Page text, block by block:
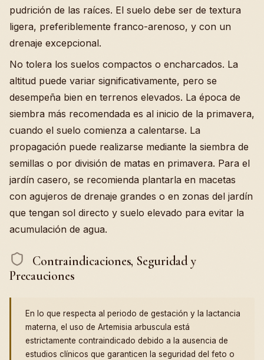
pudrición de las raíces. El suelo debe ser de textura
ligera, preferiblemente franco-arenoso, y con un
drenaje excepcional.
No tolera los suelos compactos o encharcados. La
altitud puede variar significativamente, pero se
desempeña bien en terrenos elevados. La época de
siembra más recomendada es al inicio de la primavera,
cuando el suelo comienza a calentarse. La
propagación puede realizarse mediante la siembra de
semillas o por división de matas en primavera. Para el
jardín casero, se recomienda plantarla en macetas
con agujeros de drenaje grandes o en zonas del jardín
que tengan sol directo y suelo elevado para evitar la
acumulación de agua.
Contraindicaciones, Seguridad y
Precauciones
En lo que respecta al periodo de gestación y la lactancia
materna, el uso de Artemisia arbuscula está
estrictamente contraindicado debido a la ausencia de
estudios clínicos que garanticen la seguridad del feto o